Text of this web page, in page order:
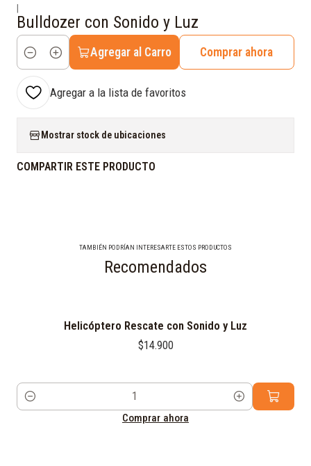
Bulldozer con Sonido y Luz
Cantidad
Agregar al Carro Comprar ahora
Agregar a la lista de favoritos
Mostrar stock de ubicaciones
COMPARTIR ESTE PRODUCTO
TAMBIÉN PODRÍAN INTERESARTE ESTOS PRODUCTOS
Recomendados
Helicóptero Rescate con Sonido y Luz
$14.900
Cantidad
Comprar ahora